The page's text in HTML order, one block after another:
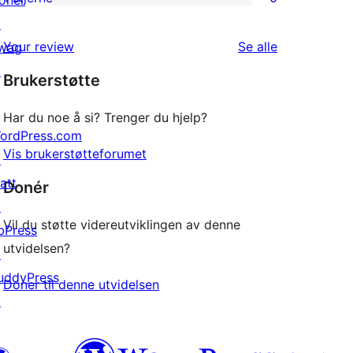
reviews
0
star
reviews
Your review Se alleomtalene
Brukerstøtte
Har du noe å si? Trenger du hjelp?
Vis brukerstøtteforumet
Donér
Vil du støtte videreutviklingen av denne
utvidelsen?
Doner til denne utvidelsen